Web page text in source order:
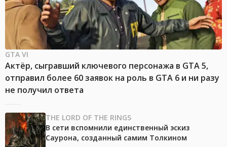
GTA VI
Актёр, сыгравший ключевого персонажа в GTA 5,
отправил более 60 заявок на роль в GTA 6 и ни разу
не получил ответа
THE LORD OF THE RINGS
В сети вспомнили единственный эскиз
Саурона, созданный самим Толкином